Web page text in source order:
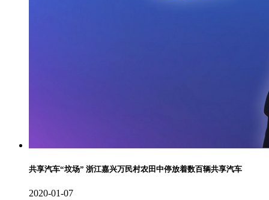
共享汽车“坟场” 浙江嘉兴万民村农田中停放着数百辆共享汽车
2020-01-07